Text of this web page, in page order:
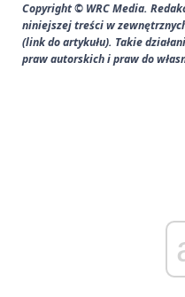
Copyright © WRC Media.
niniejszej treści w
(link do artykułu). Takie
praw autorskich i praw do